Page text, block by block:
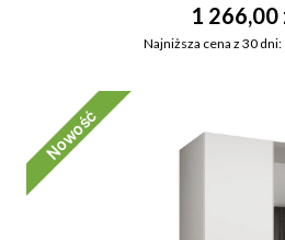
1 266,00
Najniższa cena z 30 dni:
Nowość